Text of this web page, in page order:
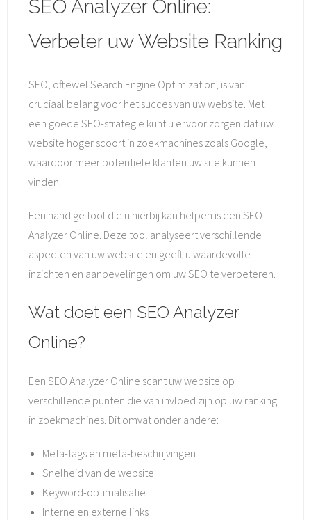
SEO Analyzer Online:
Verbeter uw Website Ranking
SEO, oftewel Search Engine Optimization, is van
cruciaal belang voor het succes van uw website. Met
een goede SEO-strategie kunt u ervoor zorgen dat uw
website hoger scoort in zoekmachines zoals Google,
waardoor meer potentiële klanten uw site kunnen
vinden.
Een handige tool die u hierbij kan helpen is een SEO
Analyzer Online. Deze tool analyseert verschillende
aspecten van uw website en geeft u waardevolle
inzichten en aanbevelingen om uw SEO te verbeteren.
Wat doet een SEO Analyzer
Online?
Een SEO Analyzer Online scant uw website op
verschillende punten die van invloed zijn op uw ranking
in zoekmachines. Dit omvat onder andere:
Meta-tags en meta-beschrijvingen
Snelheid van de website
Keyword-optimalisatie
Interne en externe links